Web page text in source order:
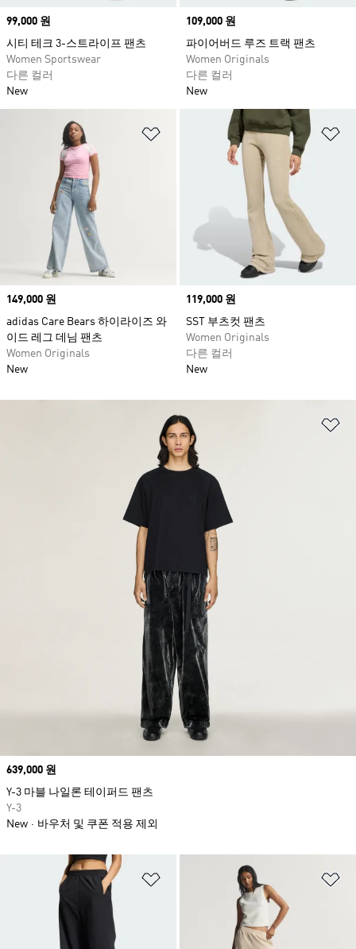
Price
99,000 원
시티 테크 3-스트라이프 팬츠
Women Sportswear
다른 컬러
New
Price
109,000 원
파이어버드 루즈 트랙 팬츠
Women Originals
다른 컬러
New
위시리스트 담기
Price
149,000 원
adidas Care Bears 하이라이즈 와
이드 레그 데님 팬츠
Women Originals
New
Price
119,000 원
SST 부츠컷 팬츠
Women Originals
다른 컬러
New
위시리스트 담기
Price
639,000 원
Y-3 마블 나일론 테이퍼드 팬츠
Y-3
New
바우처 및 쿠폰 적용 제외